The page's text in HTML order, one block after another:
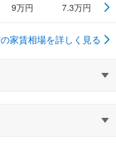
9万円 7.3万円
家賃相場を詳しく見る